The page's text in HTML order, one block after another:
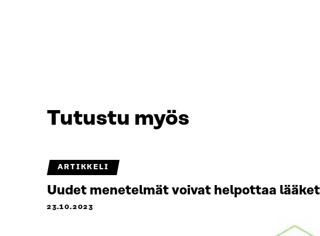
Tutustu myös
ARTIKKELI
Uudet menetelmät voivat helpottaa
23.10.2023